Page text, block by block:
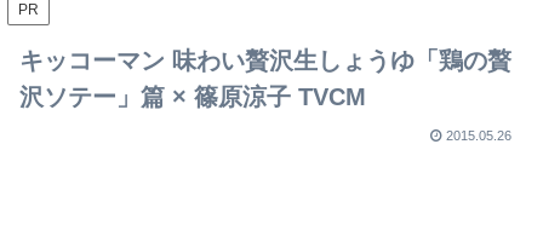
PR
キッコーマン 味わい贅沢生しょうゆ「鶏の贅
沢ソテー」篇 × 篠原涼子 TVCM
2015.05.26